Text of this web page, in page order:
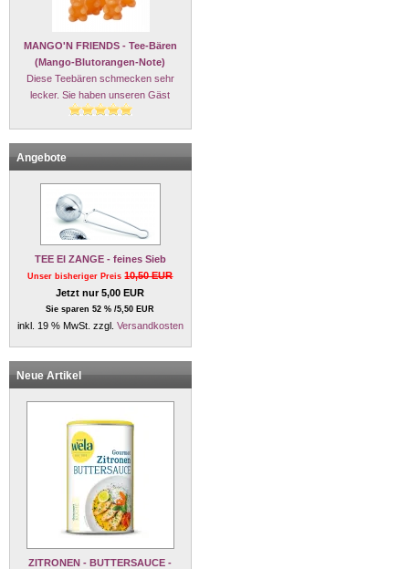
MANGO'N FRIENDS - Tee-Bären
(Mango-Blutorangen-Note)
Diese Teebären schmecken sehr
lecker. Sie haben unseren Gäst
Angebote
TEE EI ZANGE - feines Sieb
Unser bisheriger Preis10,50 EUR
Jetzt nur 5,00 EUR
Sie sparen 52 % /5,50 EUR
inkl. 19 % MwSt. zzgl. Versandkosten
Neue Artikel
ZITRONEN - BUTTERSAUCE -